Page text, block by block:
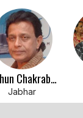
Mithun Chakraborty
Jabhar